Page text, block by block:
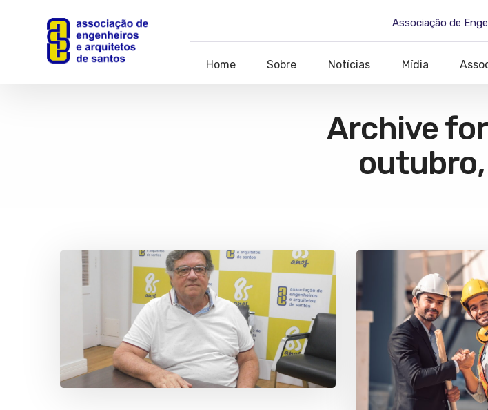
Associação de
Home Sobre Notícias Mídia
Archive